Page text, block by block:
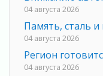
04 августа 2026
Память, сталь и
04 августа 2026
Регион
04 августа 2026